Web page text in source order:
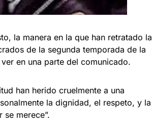
la manera en la que han retratado la
de la segunda temporada de la
en una parte del comunicado.
han herido cruelmente a una
la dignidad, el respeto, y la
merece”.